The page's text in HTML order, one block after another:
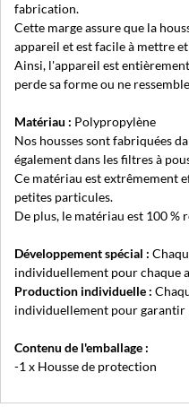
fabrication.
Cette marge assure que la
appareil et est facile à mettre
Ainsi, l'appareil est
perde sa forme ou ne
Matériau : Polypropylène
Nos housses sont fabriquées
également dans les filtres à
Ce matériau est extrêmement
petites particules.
De plus, le matériau est 100 %
Développement spécial :
individuellement pour chaque
Production individuelle :
individuellement pour garantir
Contenu de l'emballage :
-1 x Housse de protection